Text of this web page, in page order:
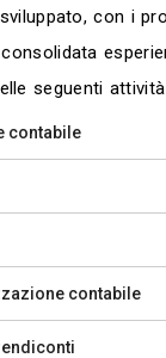
con i
seguenti
contabile
contabile